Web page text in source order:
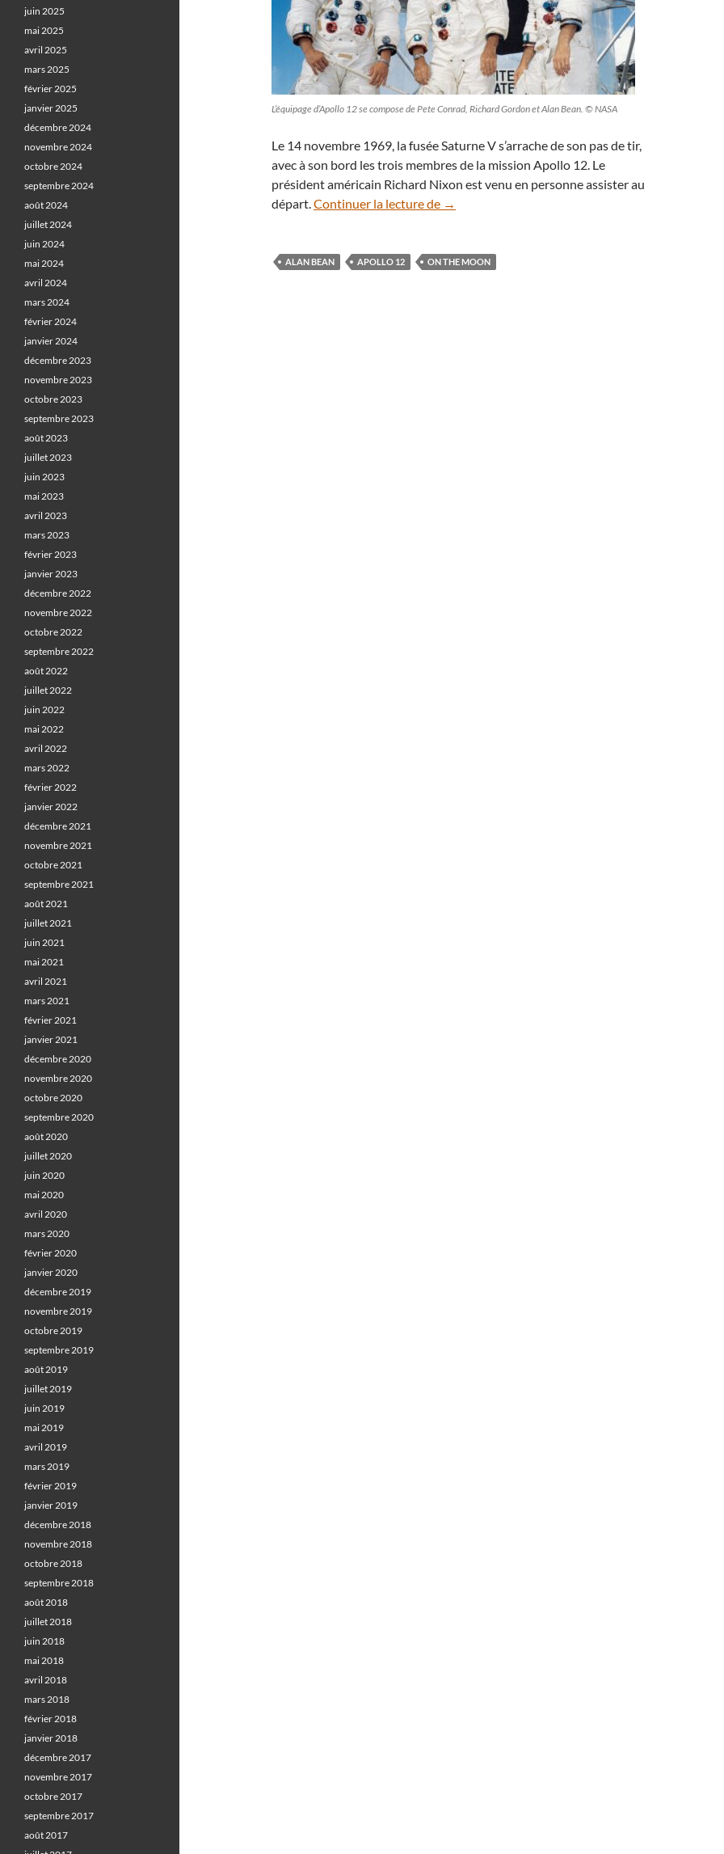
L’équipage d’Apollo 12 se compose de Pete Conrad, Richard Gordon et Alan Bean. © NASA
Le 14 novembre 1969, la fusée Saturne V s’arrache de son pas de tir,
avec à son bord les trois membres de la mission Apollo 12. Le
président américain Richard Nixon est venu en personne assister au
départ.Continuer la lecture de Alan Bean, Monsieur Malchance de la mission
→
ALAN BEAN APOLLO 12 ON THE MOON
juin 2025
mai 2025
avril 2025
mars 2025
février 2025
janvier 2025
décembre 2024
novembre 2024
octobre 2024
septembre 2024
août 2024
juillet 2024
juin 2024
mai 2024
avril 2024
mars 2024
février 2024
janvier 2024
décembre 2023
novembre 2023
octobre 2023
septembre 2023
août 2023
juillet 2023
juin 2023
mai 2023
avril 2023
mars 2023
février 2023
janvier 2023
décembre 2022
novembre 2022
octobre 2022
septembre 2022
août 2022
juillet 2022
juin 2022
mai 2022
avril 2022
mars 2022
février 2022
janvier 2022
décembre 2021
novembre 2021
octobre 2021
septembre 2021
août 2021
juillet 2021
juin 2021
mai 2021
avril 2021
mars 2021
février 2021
janvier 2021
décembre 2020
novembre 2020
octobre 2020
septembre 2020
août 2020
juillet 2020
juin 2020
mai 2020
avril 2020
mars 2020
février 2020
janvier 2020
décembre 2019
novembre 2019
octobre 2019
septembre 2019
août 2019
juillet 2019
juin 2019
mai 2019
avril 2019
mars 2019
février 2019
janvier 2019
décembre 2018
novembre 2018
octobre 2018
septembre 2018
août 2018
juillet 2018
juin 2018
mai 2018
avril 2018
mars 2018
février 2018
janvier 2018
décembre 2017
novembre 2017
octobre 2017
septembre 2017
août 2017